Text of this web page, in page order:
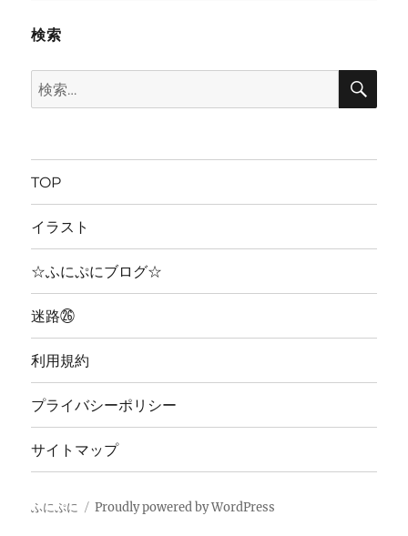
検索
検
索:
検
TOP
イラスト
☆ふにぷにブログ☆
迷路㉖
利用規約
プライバシーポリシー
サイトマップ
ふにぷに Proudly powered by WordPress